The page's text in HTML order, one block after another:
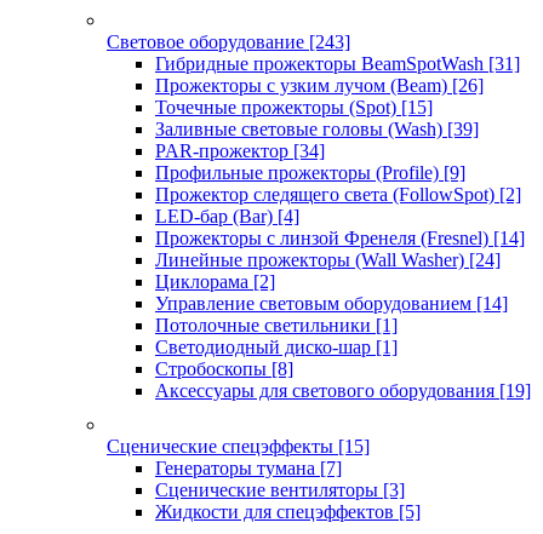
Световое оборудование [243]
Гибридные прожекторы BeamSpotWash [31]
Прожекторы с узким лучом (Beam) [26]
Точечные прожекторы (Spot) [15]
Заливные световые головы (Wash) [39]
PAR-прожектор [34]
Профильные прожекторы (Profile) [9]
Прожектор следящего света (FollowSpot) [2]
LED-бар (Bar) [4]
Прожекторы с линзой Френеля (Fresnel) [14]
Линейные прожекторы (Wall Washer) [24]
Циклорама [2]
Управление световым оборудованием [14]
Потолочные светильники [1]
Светодиодный диско-шар [1]
Стробоскопы [8]
Аксессуары для светового оборудования [19]
Сценические спецэффекты [15]
Генераторы тумана [7]
Сценические вентиляторы [3]
Жидкости для спецэффектов [5]